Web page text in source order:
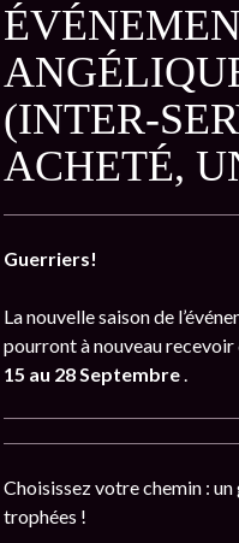
(INTER-
ACHETÉ,
Guerriers!
La nouvelle saison de
pourront à nouveau
15 au 28 Septembre.
Choisissez votre chemin :
trophées !